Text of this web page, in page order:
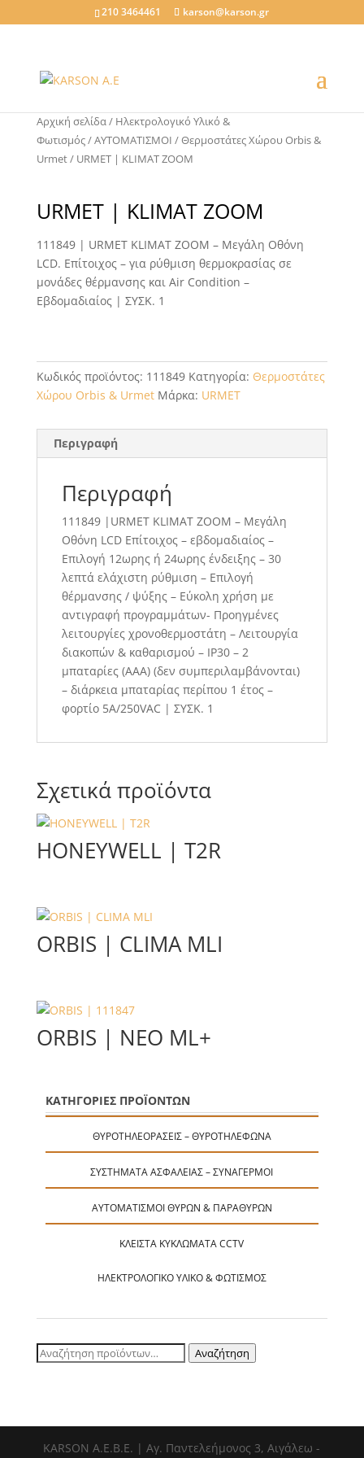
210 3464461 karson@karson.gr
Αρχική σελίδα/ Ηλεκτρολογικό Υλικό &
Φωτισμός/ΑΥΤΟΜΑΤΙΣΜΟΙ /Θερμοστάτες Χώρου Orbis &
Urmet/ URMET | ΚLIMAT ZOΟM
URMET | ΚLIMAT ZOΟM
111849 | URMET KLIMAT ZOOM – Μεγάλη Οθόνη
LCD. Επίτοιχος – για ρύθμιση θερμοκρασίας σε
μονάδες θέρμανσης και Air Condition –
Εβδομαδιαίος | ΣΥΣΚ. 1
Κωδικός προϊόντος: 111849 Κατηγορία: Θερμοστάτες
Χώρου Orbis & Urmet Μάρκα: URMET
Περιγραφή
Περιγραφή
111849 |URMET ΚLIMAT ZOΟM – Μεγάλη
Οθόνη LCD Επίτοιχος – εβδομαδιαίος –
Επιλογή 12ωρης ή 24ωρης ένδειξης – 30
λεπτά ελάχιστη ρύθμιση – Επιλογή
θέρμανσης / ψύξης – Εύκολη χρήση με
αντιγραφή προγραμμάτων- Προηγμένες
λειτουργίες χρονοθερμοστάτη – Λειτουργία
διακοπών & καθαρισμού – IP30 – 2
μπαταρίες (ΑΑΑ) (δεν συμπεριλαμβάνονται)
– διάρκεια μπαταρίας περίπου 1 έτος –
φορτίο 5Α/250VAC | ΣΥΣΚ. 1
Σχετικά προϊόντα
HONEYWELL | T2R
ORBIS | CLIMA MLI
ORBIS | NEO ML+
ΚΑΤΗΓΟΡΙΕΣ ΠΡΟΪΟΝΤΩΝ
ΘΥΡΟΤΗΛΕΟΡΆΣΕΙΣ – ΘΥΡΟΤΗΛΈΦΩΝΑ
ΣΥΣΤΉΜΑΤΑ ΑΣΦΑΛΕΊΑΣ – ΣΥΝΑΓΕΡΜΟΊ
ΑΥΤΟΜΑΤΙΣΜΟΊ ΘΥΡΏΝ & ΠΑΡΑΘΎΡΩΝ
ΚΛΕΙΣΤΆ ΚΥΚΛΏΜΑΤΑ CCTV
ΗΛΕΚΤΡΟΛΟΓΙΚΌ ΥΛΙΚΌ & ΦΩΤΙΣΜΌΣ
Αναζήτηση
Αναζήτηση
ΚΑRSOΝ Α.E.B.E. | Αγ. Παντελεήμονος 3, Αιγάλεω -